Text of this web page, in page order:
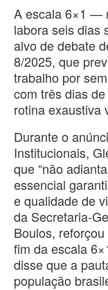
A escala 6×1 —
labora seis dias
alvo de debate
8/2025, que
trabalho por
com três dias
rotina exaustiva
Durante o
Institucionais,
que “não
essencial
e qualidade de
da Secretaria-
Boulos,
fim da escala
disse que a
população